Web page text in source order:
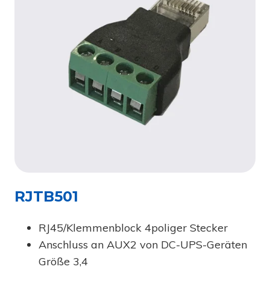
RJTB501
RJ45/Klemmenblock 4poliger Stecker
Anschluss an AUX2 von DC-UPS-Geräten
Größe 3,4